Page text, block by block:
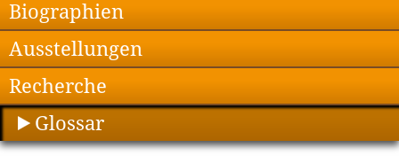
Biographien
Ausstellungen
Recherche
Glossar